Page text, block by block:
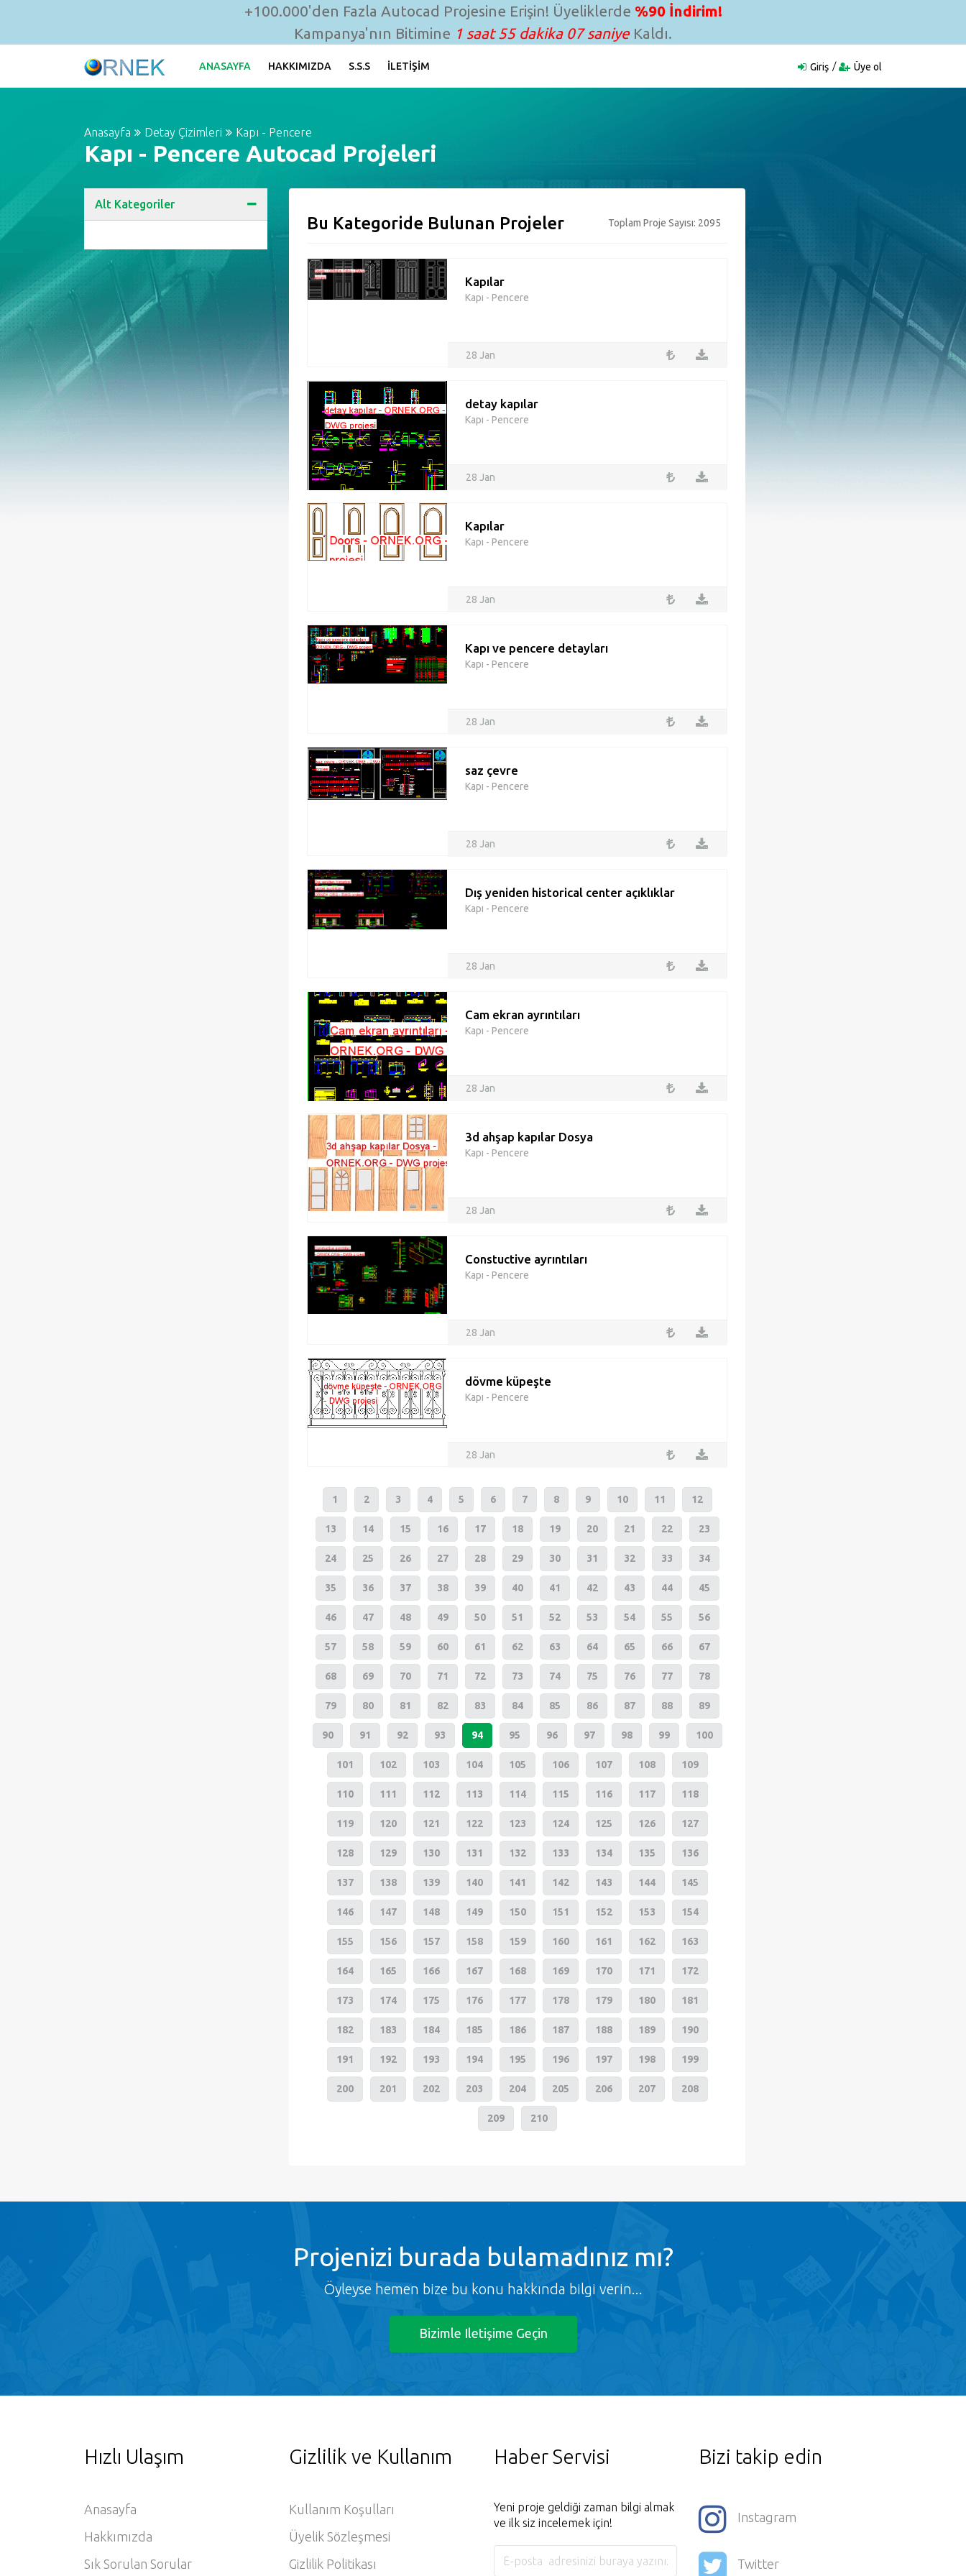
+100.000'den Fazla Autocad Projesine Erişin! Üyeliklerde %90 İndirim!
Kampanya'nın Bitimine 1 saat 55 dakika 06 saniyeKaldı.
ANASAYFA HAKKIMIZDA S.S.S İLETIŞIM Giriş Üye ol
Anasayfa Detay Çizimleri Kapı - Pencere
Kapı - Pencere Autocad Projeleri
Alt Kategoriler
Bu Kategoride Bulunan Projeler Toplam Proje Sayısı: 2095
Kapılar
Kapı - Pencere
28 Jan
detay kapılar
Kapı - Pencere
28 Jan
Kapılar
Kapı - Pencere
28 Jan
Kapı ve pencere detayları
Kapı - Pencere
28 Jan
saz çevre
Kapı - Pencere
28 Jan
Dış yeniden historical center açıklıklar
Kapı - Pencere
28 Jan
Cam ekran ayrıntıları
Kapı - Pencere
28 Jan
3d ahşap kapılar Dosya
Kapı - Pencere
28 Jan
Constuctive ayrıntıları
Kapı - Pencere
28 Jan
dövme küpeşte
Kapı - Pencere
28 Jan
1 2 3 4 5 6 7 8 9 10 11 12
13 14 15 16 17 18 19 20 21 22 23
24 25 26 27 28 29 30 31 32 33 34
35 36 37 38 39 40 41 42 43 44 45
46 47 48 49 50 51 52 53 54 55 56
57 58 59 60 61 62 63 64 65 66 67
68 69 70 71 72 73 74 75 76 77 78
79 80 81 82 83 84 85 86 87 88 89
90 91 92 93 94 95 96 97 98 99 100
101 102 103 104 105 106 107 108 109
110 111 112 113 114 115 116 117 118
119 120 121 122 123 124 125 126 127
128 129 130 131 132 133 134 135 136
137 138 139 140 141 142 143 144 145
146 147 148 149 150 151 152 153 154
155 156 157 158 159 160 161 162 163
164 165 166 167 168 169 170 171 172
173 174 175 176 177 178 179 180 181
182 183 184 185 186 187 188 189 190
191 192 193 194 195 196 197 198 199
200 201 202 203 204 205 206 207 208
209 210
Projenizi burada bulamadınız mı?
Öyleyse hemen bize bu konu hakkında bilgi verin...
Bizimle Iletişime Geçin
Hızlı Ulaşım
Anasayfa
Hakkımızda
Sık Sorulan Sorular
Gizlilik ve Kullanım
Kullanım Koşulları
Üyelik Sözleşmesi
Gizlilik Politikası
Haber Servisi
Yeni proje geldiği zaman bilgi almak
ve ilk siz incelemek için!
Bizi takip edin
Instagram
Twitter